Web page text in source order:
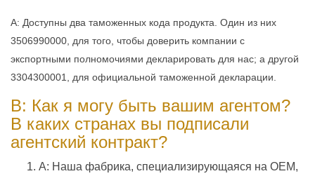
A: Доступны два таможенных кода продукта. Один из них
3506990000, для того, чтобы доверить компании с
экспортными полномочиями декларировать для нас; а другой
3304300001, для официальной таможенной декларации.
В: Как я могу быть вашим агентом?
В каких странах вы подписали
агентский контракт?
A: Наша фабрика, специализирующаяся на OEM,